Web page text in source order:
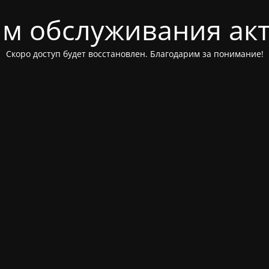
обслуживания
Скоро доступ будет восстановлен. Благодарим за понимание!